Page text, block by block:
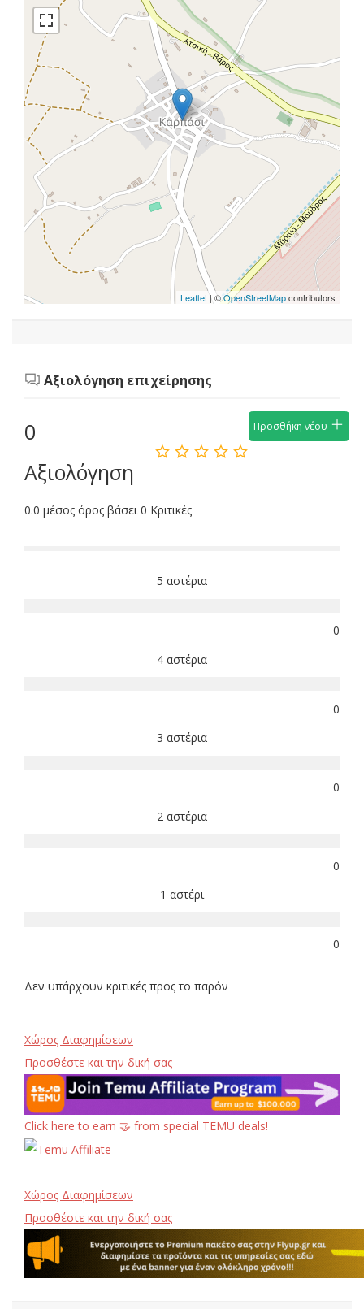
Leaflet | ©OpenStreetMapcontributors
Αξιολόγηση επιχείρησης
0
Αξιολόγηση
0.0 μέσος όρος βάσει 0 Κριτικές
Προσθήκη νέου
5 αστέρια
0
4 αστέρια
0
3 αστέρια
0
2 αστέρια
0
1 αστέρι
0
Δεν υπάρχουν κριτικές προς το παρόν
Χώρος Διαφημίσεων
Προσθέστε και την δική σας
Click here to earn 🤝 from special TEMU deals!
Χώρος Διαφημίσεων
Προσθέστε και την δική σας